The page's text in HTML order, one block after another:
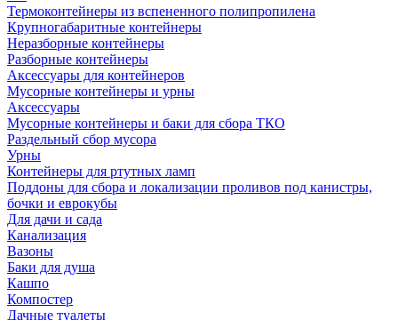
Термоконтейнеры из вспененного полипропилена
Крупногабаритные контейнеры
Неразборные контейнеры
Разборные контейнеры
Аксессуары для контейнеров
Мусорные контейнеры и урны
Аксессуары
Мусорные контейнеры и баки для сбора ТКО
Раздельный сбор мусора
Урны
Контейнеры для ртутных ламп
Поддоны для сбора и локализации проливов под канистры,
бочки и еврокубы
Для дачи и сада
Канализация
Вазоны
Баки для душа
Кашпо
Компостер
Дачные туалеты